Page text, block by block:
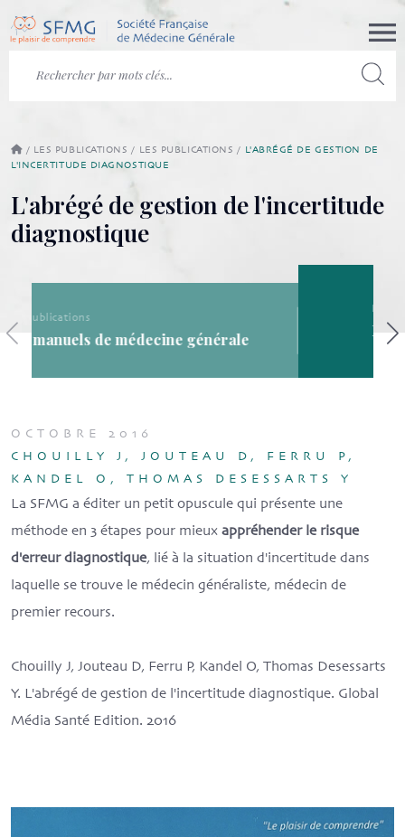
/ LES PUBLICATIONS / LES PUBLICATIONS / L'ABRÉGÉ DE GESTION DE
L'INCERTITUDE DIAGNOSTIQUE
L'abrégé de gestion de l'incertitude
diagnostique
Les publications de la SFMG
OCTOBRE 2016
CHOUILLY J, JOUTEAU D, FERRU P,
KANDEL O, THOMAS DESESSARTS Y
La SFMG a éditer un petit opuscule qui présente une
méthode en 3 étapes pour mieuxappréhender le risque
d'erreur diagnostique, lié à la situation d'incertitude dans
laquelle se trouve le médecin généraliste, médecin de
premier recours.
Chouilly J, Jouteau D, Ferru P, Kandel O, Thomas Desessarts
Y. L'abrégé de gestion de l'incertitude diagnostique. Global
Média Santé Edition. 2016